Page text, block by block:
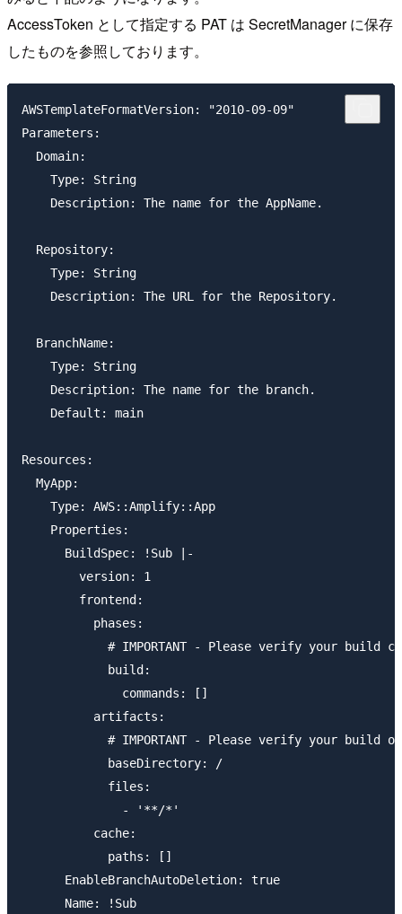
AccessToken として指定する PAT は SecretManager に保存
したものを参照しております。
AWSTemplateFormatVersion: "2010-09-09"
Parameters:
  Domain:
    Type: String
    Description: The name for the AppName.
  Repository:
    Type: String
    Description: The URL for the Repository.
  BranchName:
    Type: String
    Description: The name for the branch.
    Default: main
Resources:
  MyApp:
    Type: AWS::Amplify::App
    Properties:
      BuildSpec: !Sub |-
        version: 1
        frontend:
          phases:
# IMPORTANT - Please verify your build
            build:
              commands: []
          artifacts:
# IMPORTANT - Please verify your build
            baseDirectory: /
            files:
              - '**/*'
          cache:
            paths: []
      EnableBranchAutoDeletion: true
      Name: !Sub